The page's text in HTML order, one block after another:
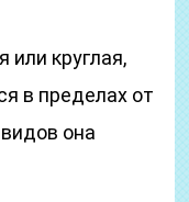
или круглая,
в пределах от
она